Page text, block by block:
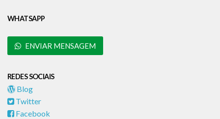
WHATSAPP
ENVIAR MENSAGEM
REDES SOCIAIS
Blog
Twitter
Facebook